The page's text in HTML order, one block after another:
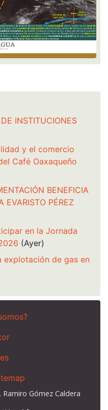
INSTITUCIONES
y el comercio
Café Oaxaqueño
BENEFICIA
EVARISTO PÉREZ
en la Jornada
(Ayer)
explotación de gas en
Gómez Caldera